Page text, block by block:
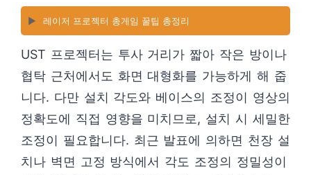
▶️ 레이저 프로젝터 총게임 꿀팁 총정리
UST 프로젝터는 투사 거리가 짧아 작은 방이나
협탁 근처에서도 화면 대형화를 가능하게 해 줍
니다. 다만 설치 각도와 베이스의 조정이 영상의
정확도에 직접 영향을 미치므로, 설치 시 세밀한
조정이 필요합니다. 최근 발표에 의하면 천장 설
치나 벽면 고정 방식에서 각도 조정의 정밀성이